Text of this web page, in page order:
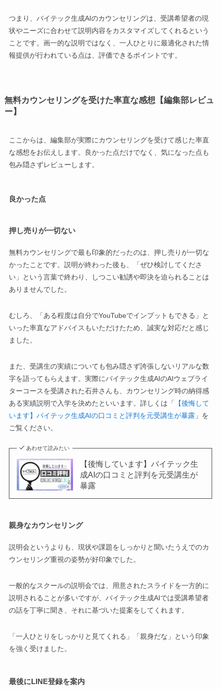
つまり、バイテック生成AIのカウンセリングは、受講希望者の現
状やニーズに合わせて説明内容をカスタマイズしてくれるという
ことです。画一的な説明ではなく、一人ひとりに最適化された情
報提供が行われている点は、評価できるポイントです。
無料カウンセリングを受けた率直な感想【編集部レビュ
ー】
ここからは、編集部が実際にカウンセリングを受けて感じた率直
な感想をお伝えします。良かった点だけでなく、気になった点も
包み隠さずレビューします。
良かった点
押し売りが一切ない
無料カウンセリングで最も印象的だったのは、押し売りが一切な
かったことです。説明が終わった後も、「ぜひ検討してくださ
い」という言葉で終わり、しつこい勧誘や即決を迫られることは
ありませんでした。
むしろ、「ある程度は自分でYouTubeでインプットもできる」と
いった率直なアドバイスもいただけたため、誠実な対応だと感じ
ました。
また、受講生の実績についても包み隠さず誇張しないリアルな数
字を語ってもらえます。実際にバイテック生成AIのAIウェブライ
ターコースを受講された石井さんも、カウンセリング時の納得感
ある実績説明で入学を決めたといいます。詳しくは「
【後悔して
います】バイテック生成AIの口コミと評判を元受講生が暴露」を
ご覧ください。
あわせて読みたい
【後悔しています】バイテック生
成AIの口コミと評判を元受講生が
暴露
親身なカウンセリング
説明会というよりも、現状や課題をしっかりと聞いたうえでのカ
ウンセリング重視の姿勢が好印象でした。
一般的なスクールの説明会では、用意されたスライドを一方的に
説明されることが多いですが、バイテック生成AIでは受講希望者
の話を丁寧に聞き、それに基づいた提案をしてくれます。
「一人ひとりをしっかりと見てくれる」「親身だな」という印象
を強く受けました。
最後にLINE登録を案内